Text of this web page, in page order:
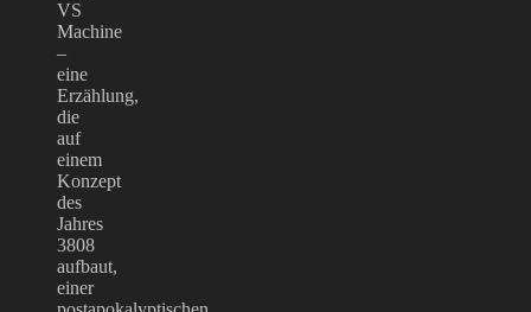
VS
Machine
–
eine
Erzählung,
die
auf
einem
Konzept
des
Jahres
3808
aufbaut,
einer